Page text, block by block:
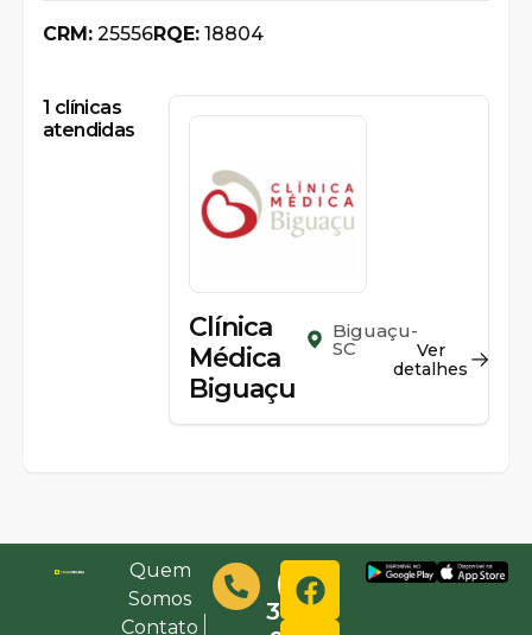
CRM: 25556RQE: 18804
1 clínicas
atendidas
Clínica
Médica
Biguaçu
Biguaçu-
SC
Ver
detalhes
Quem
Somos
Contato
(48)
3632-